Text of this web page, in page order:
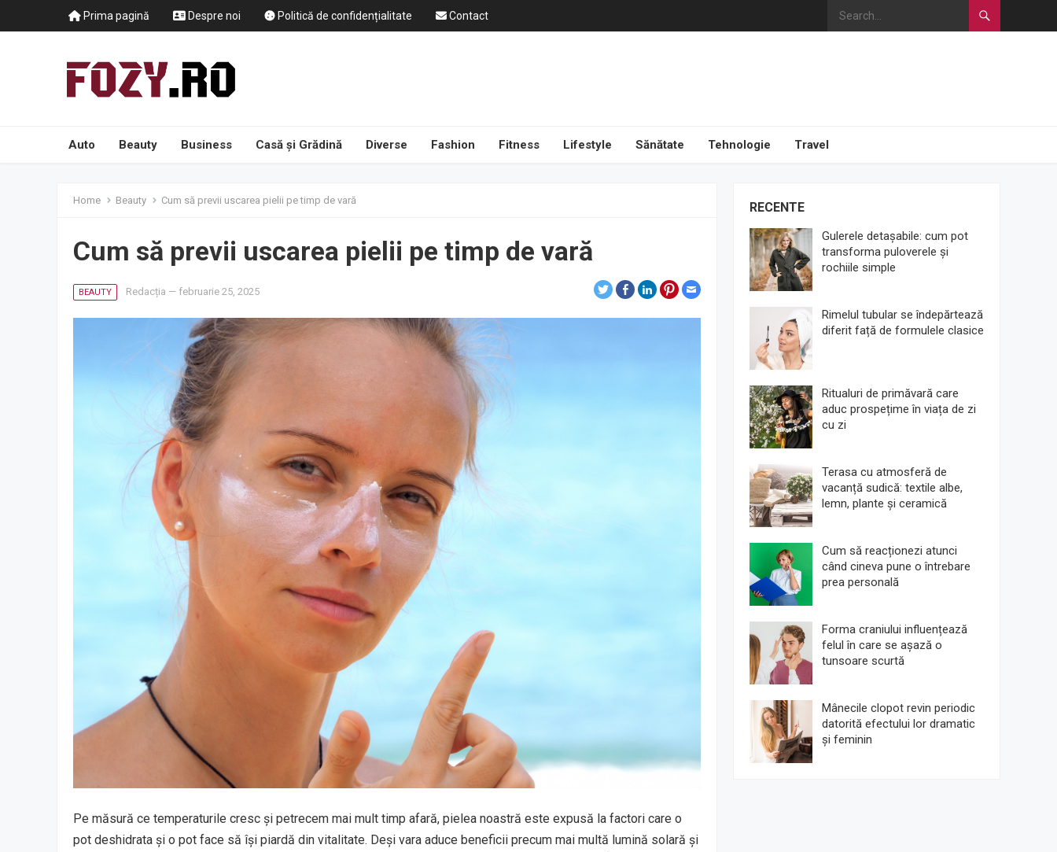
Prima pagină Despre noi Politică de confidențialitate Contact
Auto Beauty Business Casă și Grădină Diverse Fashion Fitness Lifestyle Sănătate Tehnologie Travel
Home Beauty Cum să previi uscarea pielii pe timp de vară
Cum să previi uscarea pielii pe timp de vară
BEAUTY Redacția — februarie 25, 2025
Pe măsură ce temperaturile cresc și petrecem mai mult timp afară, pielea noastră este expusă la factori care o
pot deshidrata și o pot face să își piardă din vitalitate. Deși vara aduce beneficii precum mai multă lumină solară și
RECENTE
Gulerele detașabile: cum pot
transforma puloverele și
rochiile simple
Rimelul tubular se îndepărtează
diferit față de formulele clasice
Ritualuri de primăvară care
aduc prospețime în viața de zi
cu zi
Terasa cu atmosferă de
vacanță sudică: textile albe,
lemn, plante și ceramică
Cum să reacționezi atunci
când cineva pune o întrebare
prea personală
Forma craniului influențează
felul în care se așază o
tunsoare scurtă
Mânecile clopot revin periodic
datorită efectului lor dramatic
și feminin